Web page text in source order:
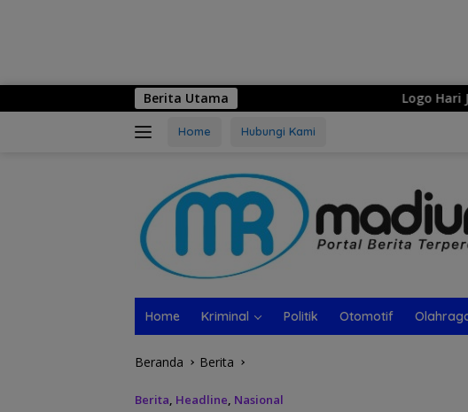
Berita Utama Logo Hari Jadi ke-530
Home Hubungi Kami
Home Kriminal Politik Otomotif
Beranda Berita
Berita, Headline, Nasional